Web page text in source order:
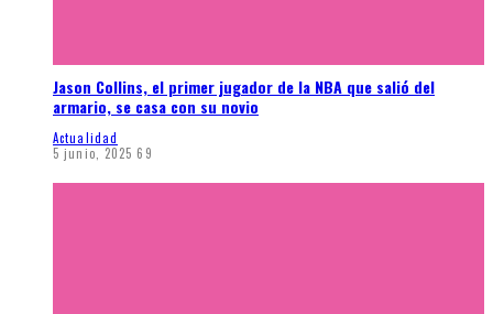
Jason Collins, el primer jugador de la NBA que salió del
armario, se casa con su novio
Actualidad
5 junio, 2025 69